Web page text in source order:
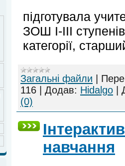
підготувала
ЗОШ І-ІІІ
категорії,
Загальні файли
116
Додав: Hidalgo
(0)
навчання